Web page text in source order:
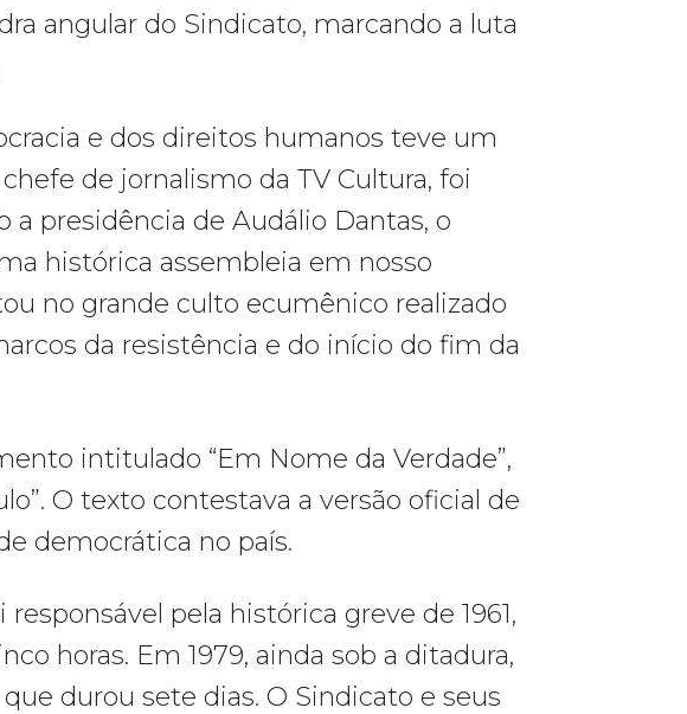
angular do Sindicato, marcando a luta
e dos direitos humanos teve um
de jornalismo da TV Cultura, foi
a presidência de Audálio Dantas, o
histórica assembleia em nosso
no grande culto ecumênico realizado
da resistência e do início do fim da
intitulado “Em Nome da Verdade”,
O texto contestava a versão oficial de
democrática no país.
pela histórica greve de 1961,
horas. Em 1979, ainda sob a ditadura,
durou sete dias. O Sindicato e seus